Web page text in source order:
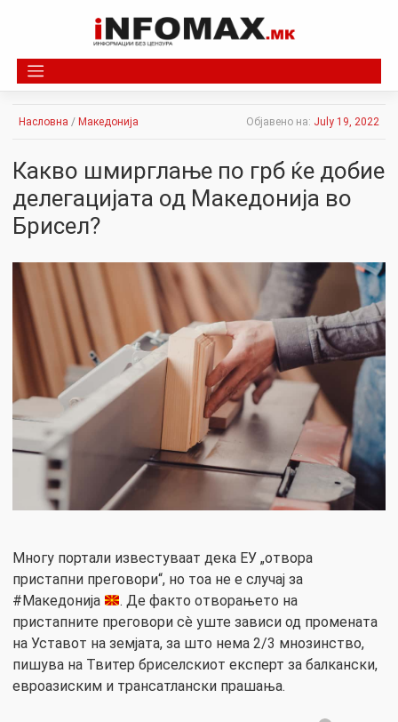
Насловна / Македонија Објавено на: July 19, 2022
Какво шмирглање по грб ќе добие
делегацијата од Македонија во
Брисел?
Многу портали известуваат дека ЕУ „отвора
пристапни преговори“, но тоа не е случај за
#Македонија
. Де факто отворањето на
пристапните преговори сè уште зависи од промената
на Уставот на земјата, за што нема 2/3 мнозинство,
пишува на Твитер бриселскиот експерт за балкански,
евроазиским и трансатлански прашања.